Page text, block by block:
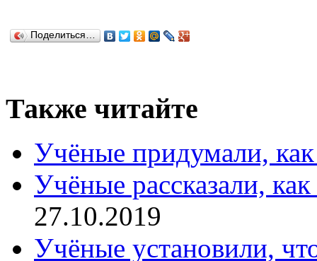
Поделиться…
Также читайте
Учёные придумали,
Учёные рассказали,
27.10.2019
Учёные установили,